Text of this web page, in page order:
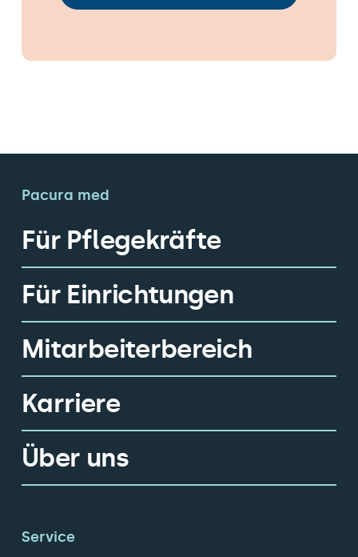
Pacura med
Für Pflegekräfte
Für Einrichtungen
Mitarbeiterbereich
Karriere
Über uns
Service